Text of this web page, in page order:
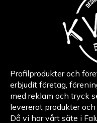
Profilprodukter och
erbjudit företag,
med reklam och tryck
levererat produkter
Då vi har vårt säte i